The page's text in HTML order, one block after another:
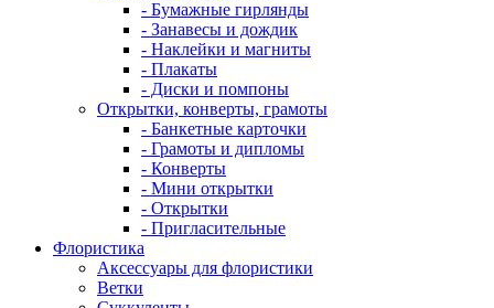
- Бумажные гирлянды
- Занавесы и дождик
- Наклейки и магниты
- Плакаты
- Диски и помпоны
Открытки, конверты, грамоты
- Банкетные карточки
- Грамоты и дипломы
- Конверты
- Мини открытки
- Открытки
- Пригласительные
Флористика
Аксессуары для флористики
Ветки